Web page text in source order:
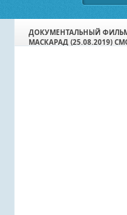
ДОКУМЕНТАЛЬНЫЙ
МАСКАРАД (25.08.2019)